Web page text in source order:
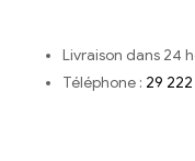
Livraison dans 24
Téléphone : 29 222